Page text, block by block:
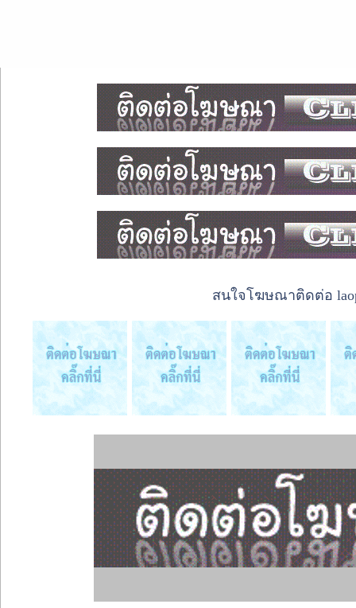
สนใจโฆษณาติดต่อ